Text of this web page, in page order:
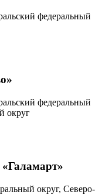
федеральный
федеральный
округ
округ, Северо-